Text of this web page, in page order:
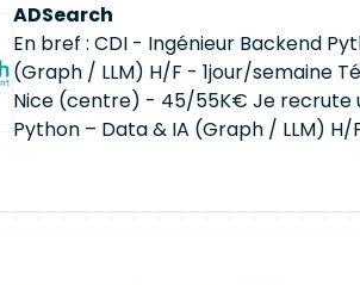
ADSearch
En bref : CDI - Ingénieur Backend
(Graph / LLM) H/F - 1jour/semaine
Nice (centre) - 45/55K€ Je recrute
Python – Data & IA (Graph / LLM) H/
l'Intelligence Artificielle et l'analyse